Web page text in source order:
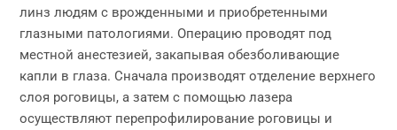
линз людям с врожденными и приобретенными
глазными патологиями. Операцию проводят под
местной анестезией, закапывая обезболивающие
капли в глаза. Сначала производят отделение верхнего
слоя роговицы, а затем с помощью лазера
осуществляют перепрофилирование роговицы и